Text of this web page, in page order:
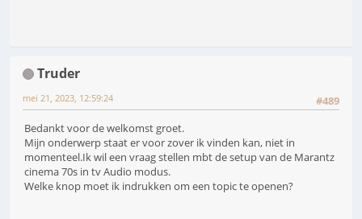
Truder
#489
mei 21, 2023, 12:59:24
Bedankt voor de welkomst groet.
Mijn onderwerp staat er voor zover ik vinden kan, niet in
momenteel.Ik wil een vraag stellen mbt de setup van de Marantz
cinema 70s in tv Audio modus.
Welke knop moet ik indrukken om een topic te openen?